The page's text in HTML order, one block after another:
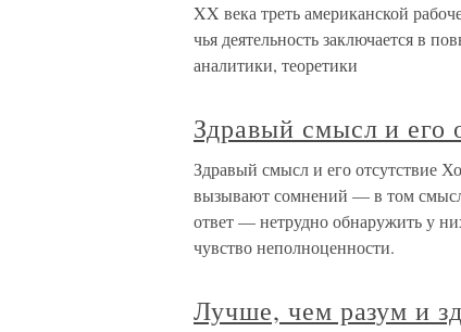
XX века треть американской
чья деятельность заключается в
аналитики, теоретики
Здравый смысл и его
Здравый смысл и его отсутствие
вызывают сомнений — в том
ответ — нетрудно обнаружить у
чувство неполноценности.
Лучше, чем разум и